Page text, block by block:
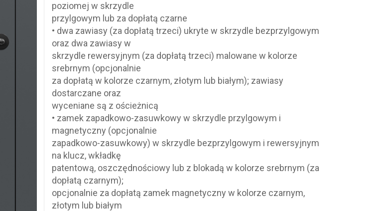
poziomej w skrzydle
przylgowym lub za dopłatą czarne
• dwa zawiasy (za dopłatą trzeci) ukryte w skrzydle bezprzylgowym
oraz dwa zawiasy w
skrzydle rewersyjnym (za dopłatą trzeci) malowane w kolorze
srebrnym (opcjonalnie
za dopłatą w kolorze czarnym, złotym lub białym); zawiasy
dostarczane oraz
wyceniane są z ościeżnicą
• zamek zapadkowo-zasuwkowy w skrzydle przylgowym i
magnetyczny (opcjonalnie
zapadkowo-zasuwkowy) w skrzydle bezprzylgowym i rewersyjnym
na klucz, wkładkę
patentową, oszczędnościowy lub z blokadą w kolorze srebrnym (za
dopłatą czarnym);
opcjonalnie za dopłatą zamek magnetyczny w kolorze czarnym,
złotym lub białym